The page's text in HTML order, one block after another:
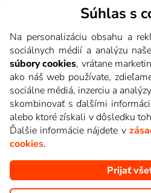
Copyright © goNET s.r.o. Na tomto
z relácií TV staníc, ktoré
Súhlas s
Na personalizáciu obsahu a
sociálnych médií a analýzu
súbory cookies, vrátane
ako náš web používate,
sociálne médiá, inzerciu a
skombinovať s ďalšími
alebo ktoré získali v dôsledku
Ďalšie informácie nájdete v
cookies.
Prijať